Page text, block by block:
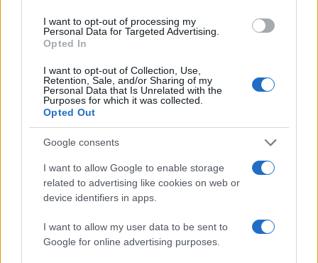
I want to opt-out of processing my
Personal Data for Targeted Advertising.
Opted In
I want to opt-out of Collection, Use,
Retention, Sale, and/or Sharing of my
Personal Data that Is Unrelated with the
Purposes for which it was collected.
Opted Out
Google consents
I want to allow Google to enable storage
related to advertising like cookies on web or
device identifiers in apps.
I want to allow my user data to be sent to
Google for online advertising purposes.
sanitario” del bimbo che è “in cura al Boston
Children’s Hospital” in un percorso “che richiede la
presenza della madre in occasione dei controlli e
terapie”. E il mancato consulto negli ospedali
italiani, su cui il Fatto aveva cucito chissà quale
mistero? Tutto fake. La Procura ha accertato che la
coppia si è rivolta a “strutture ospedaliere di
Cleveland e New York, oltre che in Italia”. Infine
Nicole Minetti ha svolto “volontariato in Italia” e la
sua presenza nella penisola è “pressoché stabile”
dal gennaio 2024 e per tutto il 2025, fatti salvi
alcuni “rientri” per “brevi periodi in Uruguay”.